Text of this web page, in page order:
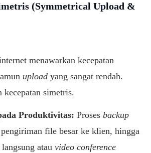
(Symmetrical Upload &
menawarkan kecepatan
upload yang sangat rendah.
kecepatan simetris.
Produktivitas: Proses backup
file besar ke klien, hingga
atau video conference